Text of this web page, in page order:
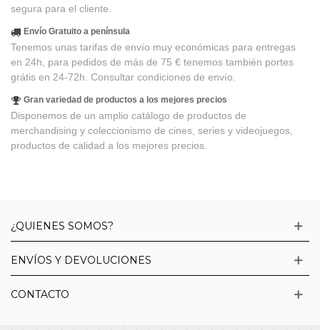
segura para el cliente.
Envío Gratuito a península
Tenemos unas tarifas de envío muy económicas para entregas
en 24h, para pedidos de más de 75 € tenemos también portes
grátis en 24-72h. Consultar condiciones de envío.
Gran variedad de productos a los mejores precios
Disponemos de un amplio catálogo de productos de
merchandising y coleccionismo de cines, series y videojuegos,
productos de calidad a los mejores precios.
¿QUIENES SOMOS?
ENVÍOS Y DEVOLUCIONES
CONTACTO